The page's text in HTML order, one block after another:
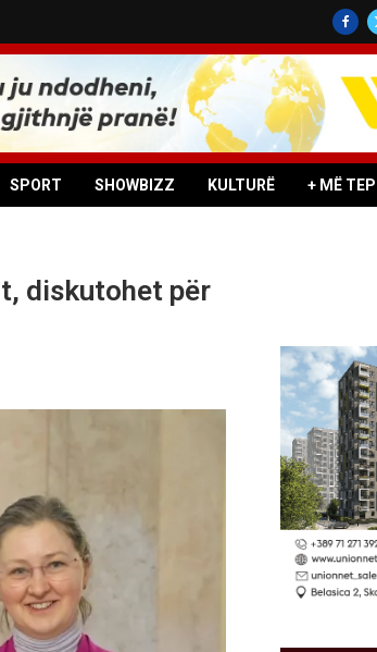
SPORT SHOWBIZZ KULTURË + MË
diskutohet për